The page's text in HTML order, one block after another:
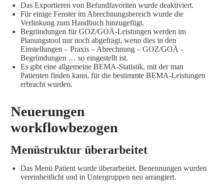
Das Exportieren von Befundfavoriten wurde deaktiviert.
Für einige Fenster im Abrechnungsbereich wurde die
Verlinkung zum Handbuch hinzugefügt.
Begründungen für GOZ/GOÄ-Leistungen werden im
Planungstool nur noch abgefragt, wenn dies in den
Einstellungen – Praxis – Abrechnung – GOZ/GOÄ -
Begründungen … so eingestellt ist.
Es gibt eine allgemeine BEMA-Statistik, mit der man
Patienten finden kann, für die bestimmte BEMA-Leistungen
erbracht wurden.
Neuerungen
workflowbezogen
Menüstruktur überarbeitet
Das Menü Patient wurde überarbeitet. Benennungen wurden
vereinheitlicht und in Untergruppen neu arrangiert.